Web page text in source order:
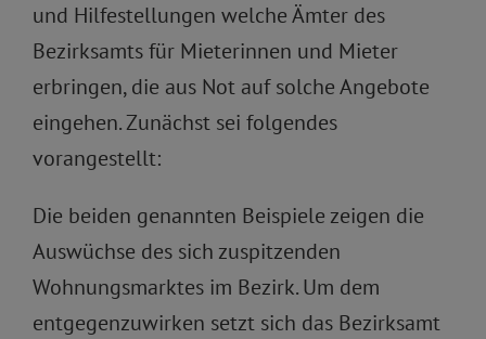
und Hilfestellungen welche Ämter des
Bezirksamts für Mieterinnen und Mieter
erbringen, die aus Not auf solche Angebote
eingehen. Zunächst sei folgendes
vorangestellt:
Die beiden genannten Beispiele zeigen die
Auswüchse des sich zuspitzenden
Wohnungsmarktes im Bezirk. Um dem
entgegenzuwirken setzt sich das Bezirksamt